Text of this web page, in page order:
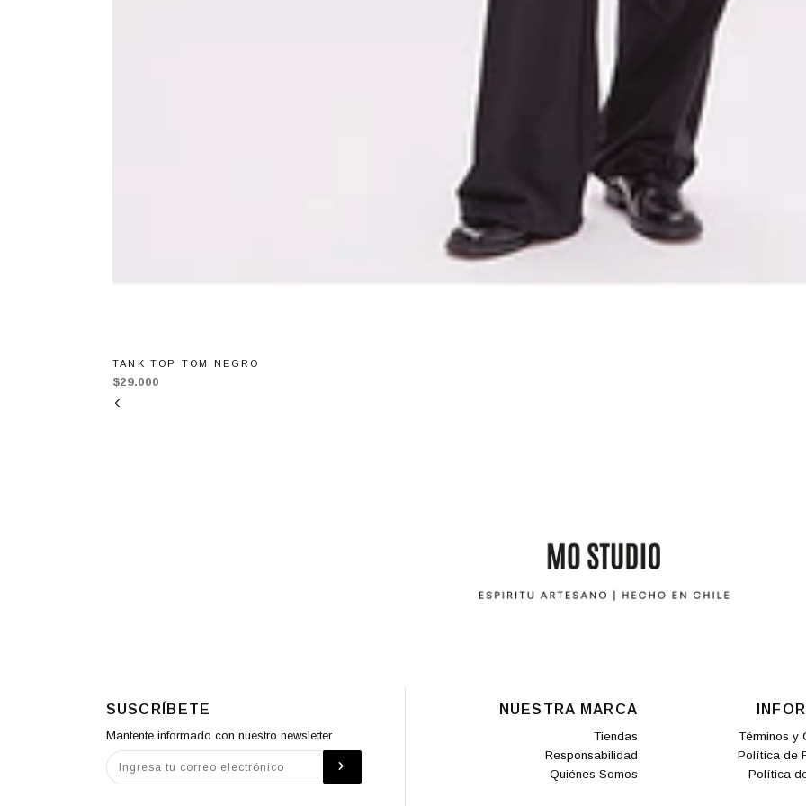
TANK TOP TOM NEGRO
$29.000
SUSCRÍBETE
Mantente informado con nuestro newsletter
NUESTRA MARCA
Tiendas
Responsabilidad
Quiénes Somos
Términos y
Política de
Política